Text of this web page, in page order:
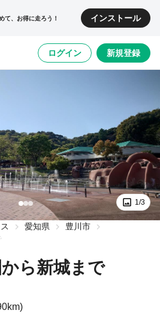
て、お得に走ろう！ インストール
ログイン 新規登録
1/3
愛知県
豊川市
ら新城まで